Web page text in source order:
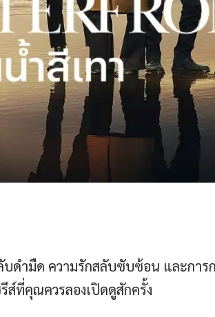
ำมืด ความรักสลับซับซ้อน และการก
ส์ที่คุณควรลองเปิดดูสักครั้ง